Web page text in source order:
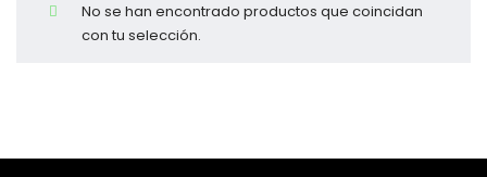
No se han encontrado productos que coincidan
con tu selección.